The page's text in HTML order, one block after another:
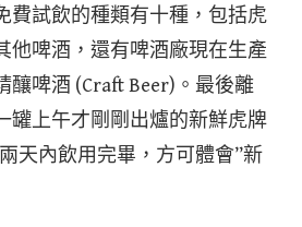
費試飲的種類有十種，包括虎
他啤酒，還有啤酒廠現在生產
釀啤酒 (Craft Beer)。最後離
罐上午才剛剛出爐的新鮮虎牌
天內飲用完畢，方可體會”新